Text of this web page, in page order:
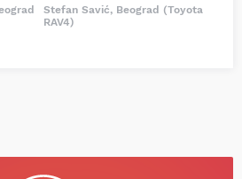
Stefan Savić, Beograd (Toyota
RAV4)